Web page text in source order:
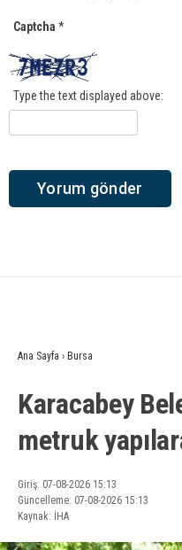
Captcha *
Type the text displayed above:
Ana Sayfa › Bursa
Karacabey
metruk
Giriş: 07-08-2026 15:13
Güncelleme: 07-08-2026 15:13
Kaynak: İHA